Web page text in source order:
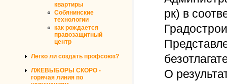
квартиры
Собянинские
технологии
как рождается
правозащитный
центр
Легко ли создать профсоюз?
ЛЖЕВЫБОРЫ СКОРО -
горячая линия по
рк) в
О